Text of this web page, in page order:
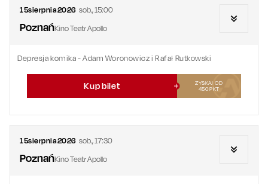
15sierpnia2026 sob.,15:00
PoznańKino Teatr Apollo
Depresja komika - Adam Woronowicz i Rafał Rutkowski
Kup bilet
ZYSKAJ OD
450PKT
15sierpnia2026 sob.,17:30
PoznańKino Teatr Apollo